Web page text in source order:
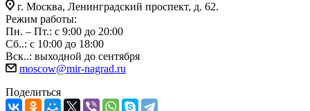
г. Москва, Ленинградский проспект, д. 62.
Режим работы:
Пн. – Пт.: с 9:00 до 20:00
Сб..: с 10:00 до 18:00
Вск..: выходной до сентября
moscow@mir-nagrad.ru
Поделиться